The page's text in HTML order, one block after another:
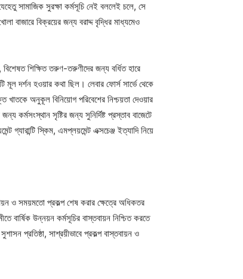
সামাজিক সুরক্ষা কর্মসূচি নেই বললেই চলে, সে
বাজারে বিক্রয়ের জন্য বরাদ্দ বৃদ্ধির মাধ্যমেও
শিক্ষিত তরুণ-তরুণীদের জন্য বর্ধিত হারে
দর্শন হওয়ার কথা ছিল। লেবার ফোর্স সার্ভে থেকে
খাতকে অনুকূল বিনিয়োগ পরিবেশের নিশ্চয়তা দেওয়ার
কর্মসংস্থান সৃষ্টির জন্য সুনির্দিষ্ট প্রস্তাব বাজেটে
স্কিম, এমপ্লয়মেন্ট এক্সচেঞ্জ ইত্যাদি নিয়ে
ও সময়মতো প্রকল্প শেষ করার ক্ষেত্রে অধিকতর
বার্ষিক উন্নয়ন কর্মসূচির বাস্তবায়ন নিশ্চিত করতে
প্রতিষ্ঠা, সাশ্রয়ীভাবে প্রকল্প বাস্তবায়ন ও